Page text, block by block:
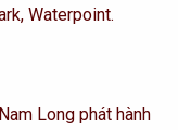
Waterpoint.
Long phát hành